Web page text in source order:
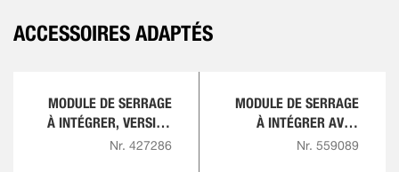
ACCESSOIRES ADAPTÉS
MODULE DE SERRAGE
À INTÉGRER, VERSION
À VISSER
Nr. 427286
MODULE DE SERRAGE
À INTÉGRER AVEC
DÉTECTION PAR
Nr. 559089